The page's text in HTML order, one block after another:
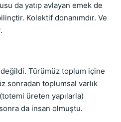
da yatıp avlayan emek de
Kolektif donanımdır. Ve
Türümüz toplum içine
sonradan toplumsal varlık
üreten yapılarla)
da insan olmuştu.